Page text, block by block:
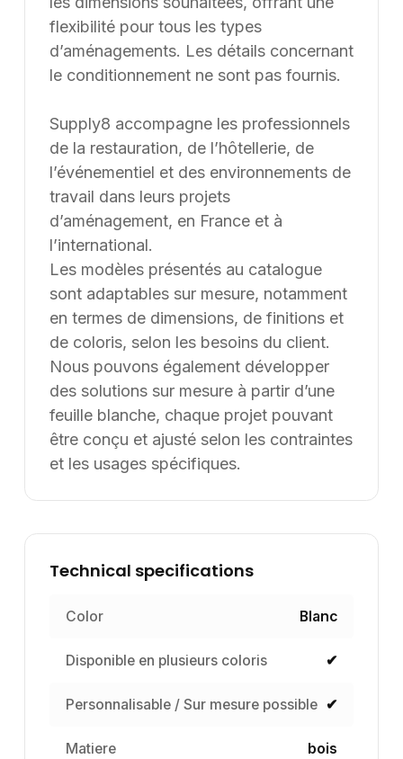
Une erreur inattendue est
survenue
Nous avons rencontré un problème lors du
chargement de l'application.
Rafraîchir la page